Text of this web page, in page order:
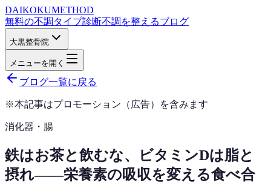
DAIKOKUMETHOD
無料の不調タイプ診断不調を整えるブログ
大黒整骨院
メニューを開く
ブログ一覧に戻る
※本記事はプロモーション（広告）を含みます
消化器・腸
鉄はお茶と飲むな、ビタミンDは脂と
摂れ——栄養素の吸収を変える食べ合